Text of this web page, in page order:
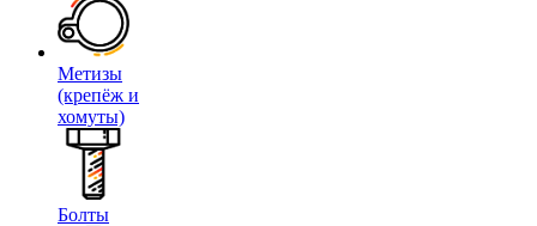
Метизы
(крепёж и
хомуты)
Болты